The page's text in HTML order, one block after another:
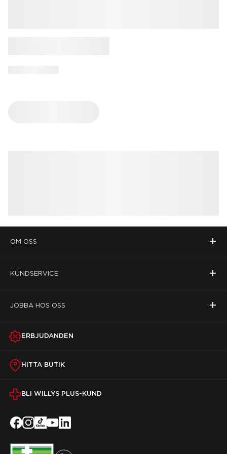
OM OSS +
KUNDSERVICE +
JOBBA HOS OSS +
ERBJUDANDEN
HITTA BUTIK
BLI WILLYS PLUS-KUND